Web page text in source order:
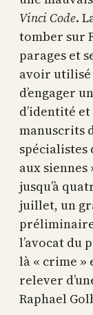
Vinci Code.
tomber sur
parages et
avoir utilisé
d’engager
d’identité
manuscrits
spécialistes
aux
jusqu’à
juillet, un
l’avocat du
là « crime »
relever
Raphael